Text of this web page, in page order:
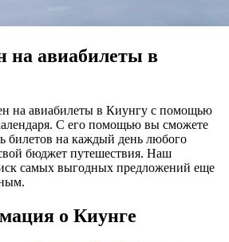
на авиабилеты в
на авиабилеты в Киунгу с помощью
С его помощью вы сможете
билетов на каждый день любого
бюджет путешествия. Наш
самых выгодных предложений еще
о Киунге